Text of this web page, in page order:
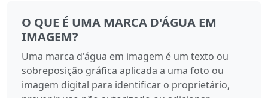
O QUE É UMA MARCA D'ÁGUA EM
IMAGEM?
Uma marca d'água em imagem é um texto ou
sobreposição gráfica aplicada a uma foto ou
imagem digital para identificar o proprietário,